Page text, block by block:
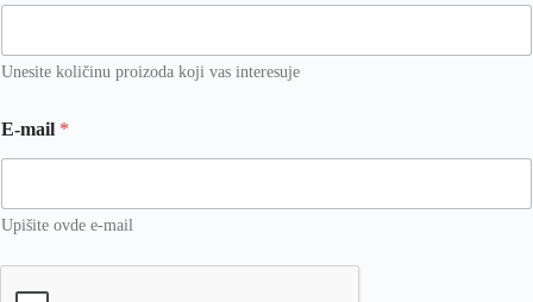
Unesite količinu proizoda koji vas interesuje
r
o
v
d
E-mail *
Upišite ovde e-mail